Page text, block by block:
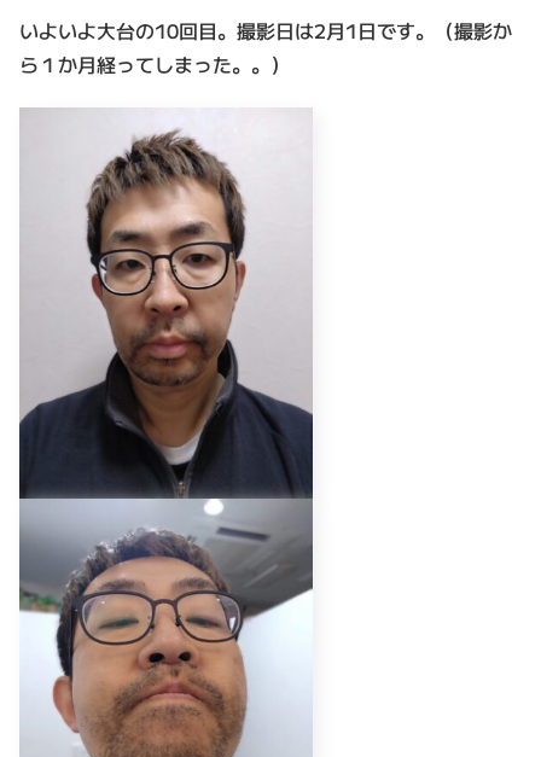
いよいよ大台の10回目。撮影日は2月1日です。（撮影か
ら１か月経ってしまった。。）